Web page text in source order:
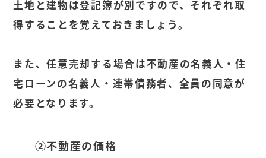
土地と建物は登記簿が別ですので、それぞれ取
得することを覚えておきましょう。
また、任意売却する場合は不動産の名義人・住
宅ローンの名義人・連帯債務者、全員の同意が
必要となります。
②不動産の価格